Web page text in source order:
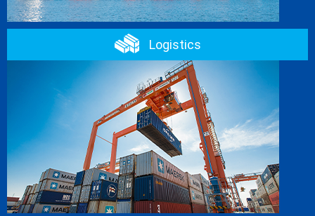
Logistics